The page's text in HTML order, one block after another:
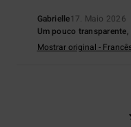
Gabrielle17. Maio 2026
Um pouco
Mostrar original -